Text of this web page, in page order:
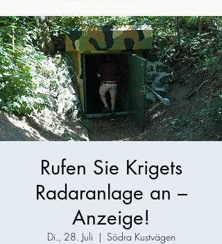
Rufen Sie Krigets
Radaranlage an –
Anzeige!
Di., 28. Juli
  |
Södra Kustvägen